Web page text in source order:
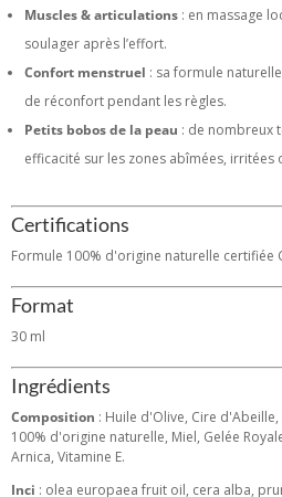
Muscles & articulations : en massage
soulager après l’effort.
Confort menstruel : sa formule
de réconfort pendant les règles.
Petits bobos de la peau : de nombreux
efficacité sur les zones abîmées, irritées
Certifications
Formule 100% d'origine naturelle certifiée
Format
30 ml
Ingrédients
Composition : Huile d'Olive, Cire
100% d'origine naturelle, Miel, Gelée
Arnica, Vitamine E.
Inci : olea europaea fruit oil, cera alba,